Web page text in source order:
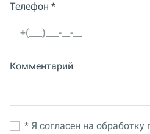
Телефон *
Комментарий
* Я согласен на